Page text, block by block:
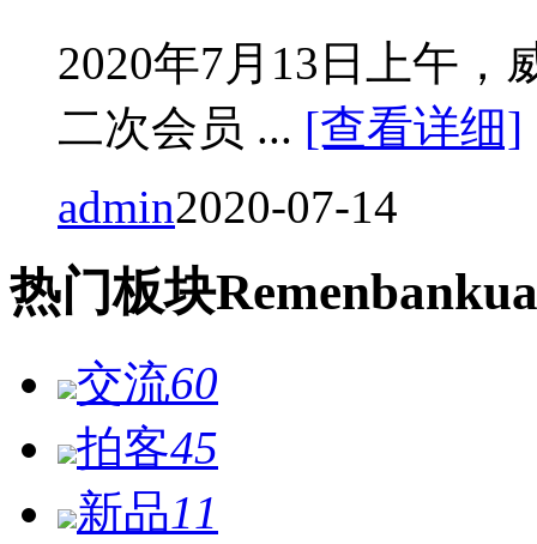
2020年7月13日上午，
二次会员 ... [查看详细]
admin2020-07-14
热门板块Remen
交流60
拍客45
新品11